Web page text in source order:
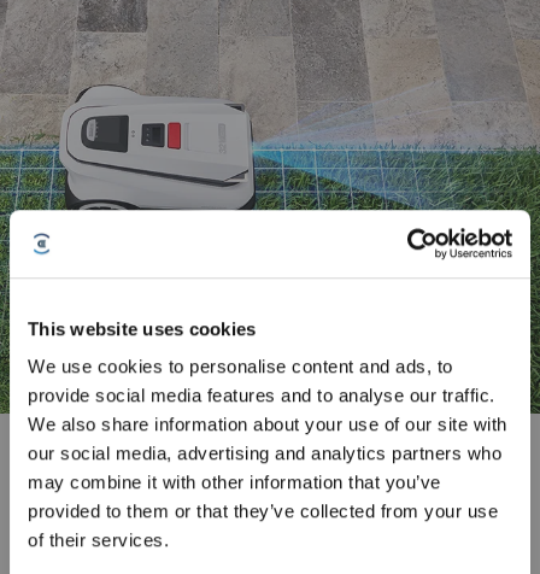
This website uses cookies
We use cookies to personalise content and ads, to
provide social media features and to analyse our traffic.
We also share information about your use of our site with
our social media, advertising and analytics partners who
may combine it with other information that you’ve
provided to them or that they’ve collected from your use
of their services.
TruEdge Tonte uniforme des bordures
Alimenté par des caméras 3D-ToF et IA, il assure une tonte précise d’un bord
à l’autre, gérant sans effort les limites infranchissables et obtenant une
couverture exceptionnelle des bordures pour un entretien maximal de la
pelouse. Pour les bordures praticables, il se contente d’avancer avec une
Inscrivez-vous et recevez